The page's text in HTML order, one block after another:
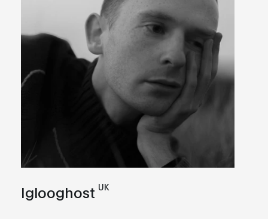
Iglooghost UK